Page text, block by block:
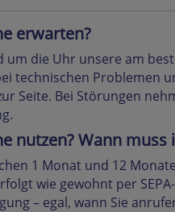
erwarten?
um die Uhr unsere am
technischen Problemen
Seite. Bei Störungen
nutzen? Wann muss
1 Monat und 12
wie gewohnt per
– egal, wann Sie